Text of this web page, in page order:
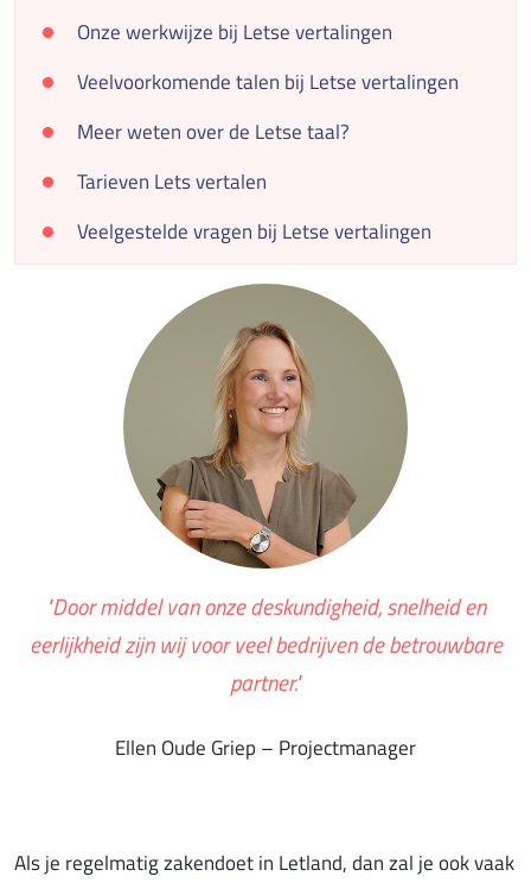
Onze werkwijze bij Letse vertalingen
Veelvoorkomende talen bij Letse vertalingen
Meer weten over de Letse taal?
Tarieven Lets vertalen
Veelgestelde vragen bij Letse vertalingen
"Door middel van onze deskundigheid, snelheid en
eerlijkheid zijn wij voor veel bedrijven de betrouwbare
partner."
Ellen Oude Griep – Projectmanager
Als je regelmatig zakendoet in Letland, dan zal je ook vaak